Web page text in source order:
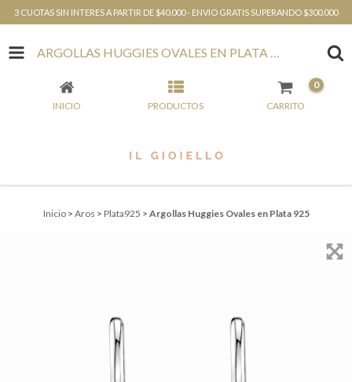
3 CUOTAS SIN INTERES A PARTIR DE $40.000 - ENVIO GRATIS SUPERANDO $300.000
ARGOLLAS HUGGIES OVALES EN PLATA 925
INICIO PRODUCTOS CARRITO
0
Inicio > Aros > Plata925 > Argollas Huggies Ovales en Plata 925